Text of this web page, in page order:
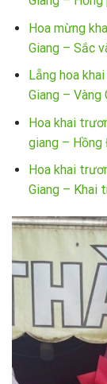
Hoa mừng
Giang – Sắc
Lẵng hoa
Giang – Vàng
Hoa khai
giang –
Hoa khai
Giang – Khai